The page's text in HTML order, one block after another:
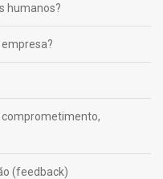
humanos?
comprometimento,
(feedback)